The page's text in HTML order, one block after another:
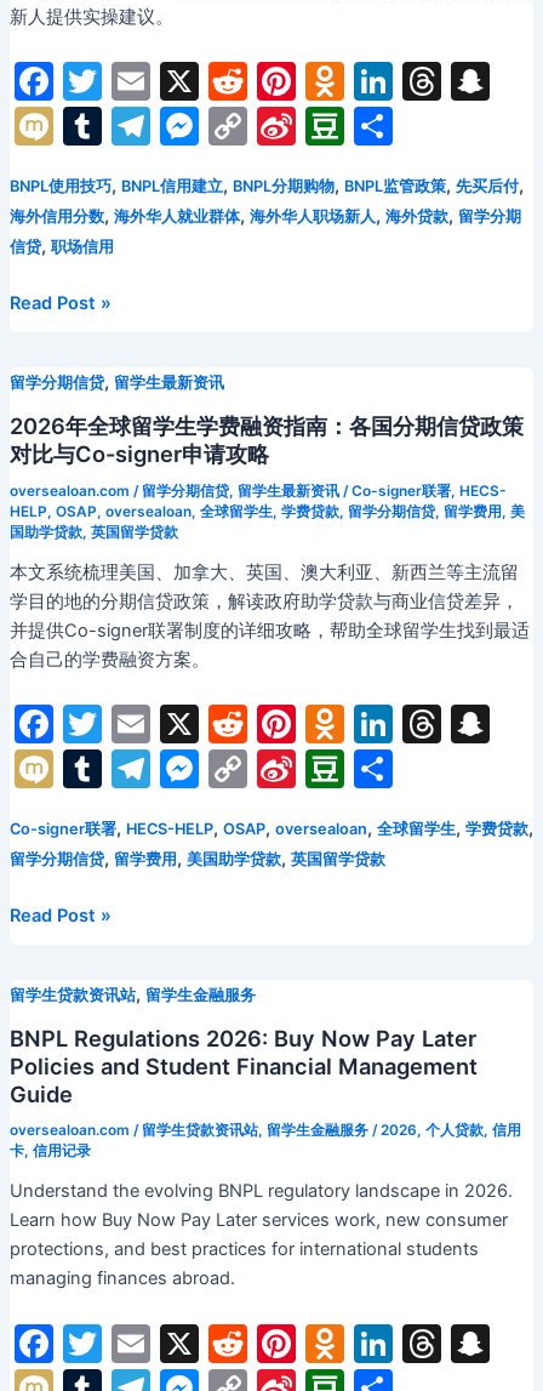
买
后
付
管
理
学
习
与
活
新人提供实操建议。
F
a
c
e
b
o
T
w
itt
er
E
m
ai
l
X R
e
d
di
t
Pi
nt
er
e
st
O
d
n
o
kl
ki
Li
n
k
e
dI
T
a
d
S
p
c
M
i
T
m
bl
T
e
M
e
s
er
C
p
Si
n
a
D
u
分
BNPL使用技巧, BNPL信用建立, BNPL分期购物, BNPL监管政策, 先买后付,
海外信用分数, 海外华人就业群体, 海外华人职场新人, 海外贷款, 留学分期
信贷, 职场信用
职
用
第
一
海
外
华
人
就
业
体
如
何
用
BNPL
立
记
录
并
科
管
负
债
Read Post »
留学分期信贷, 留学生最新资讯
2026年全球留学生学费融资指南：各国分期信贷政策
对比与Co-signer申请攻略
oversealoan.com / 留学分期信贷, 留学生最新资讯/Co-signer联署, HECS-
HELP, OSAP, oversealoan, 全球留学生, 学费贷款, 留学分期信贷, 留学费用, 美
国助学贷款, 英国留学贷款
本文系统梳理美国、加拿大、英国、澳大利亚、新西兰等主流留
学目的地的分期信贷政策，解读政府助学贷款与商业信贷差异，
并提供Co-signer联署制度的详细攻略，帮助全球留学生找到最适
合自己的学费融资方案。
F
a
c
e
b
o
k
T
w
itt
er
E
m
ai
l
X R
e
d
di
t
Pi
nt
er
e
st
O
d
n
o
kl
ni
ki
Li
n
k
e
T
a
S
p
M
i
T
m
bl
r
T
e
gr
M
s
g
er
C
p
y
k
Si
a
D
u
b
分
享
Co-signer联署, HECS-HELP, OSAP, oversealoan, 全球留学生, 学费贷款,
留学分期信贷, 留学费用 , 美国助学贷款, 英国留学贷款
2026
球
留
学
生
费
资
指
南：
国
分
期
Read Post »
留学生贷款资讯站, 留学生金融服务
BNPL Regulations 2026: Buy Now Pay Later
Policies and Student Financial Management
Guide
oversealoan.com / 留学生贷款资讯站, 留学生金融服务/2026, 个人贷款, 信用
卡, 信用记录
Understand the evolving BNPL regulatory landscape in 2026.
Learn how Buy Now Pay Later services work, new consumer
protections, and best practices for international students
managing finances abroad.
F T E X R Pi O Li T S